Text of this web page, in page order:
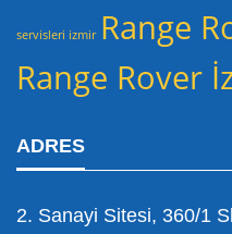
servisleri izmir Range
Range Rover
ADRES
2. Sanayi Sitesi, 360/1